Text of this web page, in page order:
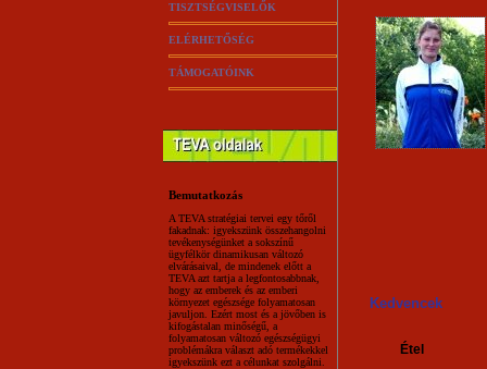
TISZTSÉGVISELŐK
ELÉRHETŐSÉG
TÁMOGATÓINK
Bemutatkozás
A TEVA stratégiai tervei egy tőről
fakadnak: igyekszünk összehangolni
tevékenységünket a sokszínű
ügyfélkör dinamikusan változó
elvárásaival, de mindenek előtt a
TEVA azt tartja a legfontosabbnak,
hogy az emberek és az emberi
környezet egészsége folyamatosan
javuljon. Ezért most és a jövőben is
kifogástalan minőségű, a
folyamatosan változó egészségügyi
problémákra választ adó termékekkel
igyekszünk ezt a célunkat szolgálni.
Kedvencek
Étel